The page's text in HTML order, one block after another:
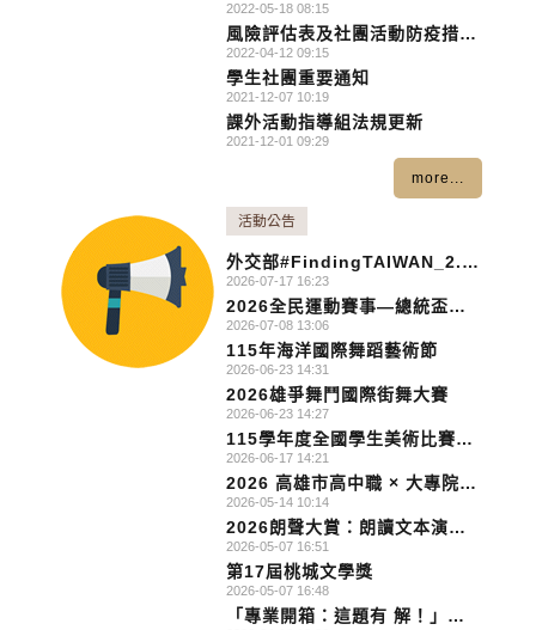
公告
2022-05-18 08:15
風險評估表及社團活動防疫措施
說明
2022-04-12 09:15
學生社團重要通知
2021-12-07 10:19
課外活動指導組法規更新
2021-12-01 09:29
more...
活動公告
外交部#FindingTAIWAN_2.0
全球徵片競賽
2026-07-17 16:23
2026全民運動賽事—總統盃街
舞大賽
2026-07-08 13:06
115年海洋國際舞蹈藝術節
2026-06-23 14:31
2026雄爭舞鬥國際街舞大賽
2026-06-23 14:27
115學年度全國學生美術比賽實
施要點
2026-06-17 14:21
2026 高雄市高中職 × 大專院校
聯合社團成發
2026-05-14 10:14
2026朗聲大賞：朗讀文本演出
影片徵選活動
2026-05-07 16:51
第17屆桃城文學獎
2026-05-07 16:48
「專業開箱：這題有 解！」英